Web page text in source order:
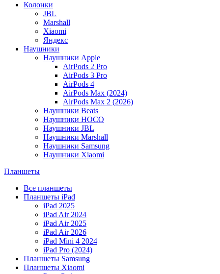
Колонки
JBL
Marshall
Xiaomi
Яндекс
Наушники
Наушники Apple
AirPods 2 Pro
AirPods 3 Pro
AirPods 4
AirPods Max (2024)
AirPods Max 2 (2026)
Наушники Beats
Наушники HOCO
Наушники JBL
Наушники Marshall
Наушники Samsung
Наушники Xiaomi
Планшеты
Все планшеты
Планшеты iPad
iPad 2025
iPad Air 2024
iPad Air 2025
iPad Air 2026
iPad Mini 4 2024
iPad Pro (2024)
Планшеты Samsung
Планшеты Xiaomi